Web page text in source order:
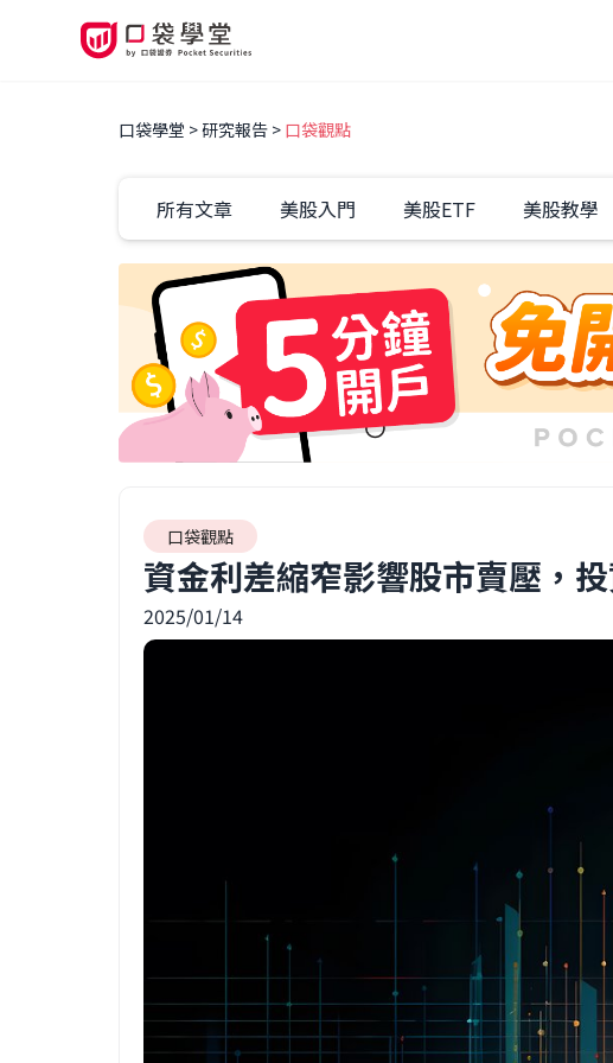
口袋學堂 研究報告 口袋觀點
所有文章 美股入門 美股ETF 美股教學
口袋觀點
資金利差縮窄影響股市賣壓，
2025/01/14